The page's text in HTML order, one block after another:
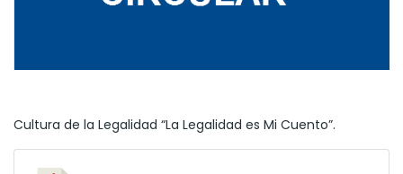
Cultura de la Legalidad “La Legalidad es Mi Cuento”.